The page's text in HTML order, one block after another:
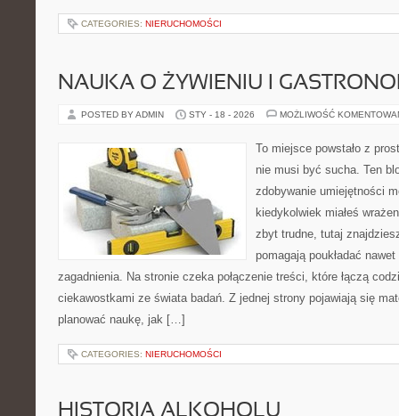
CATEGORIES: NIERUCHOMOŚCI
NAUKA O ŻYWIENIU I
POSTED BY ADMIN STY - 18 - 2026 MOŻLIWOŚĆ
To miejsce powstało z
nie musi być sucha. Ten
zdobywanie umiejętności
kiedykolwiek miałeś
zbyt trudne, tutaj
pomagają poukładać
zagadnienia. Na stronie czeka połączenie treści, które łączą
ciekawostkami ze świata badań. Z jednej strony pojawiają się
planować naukę, jak […]
CATEGORIES: NIERUCHOMOŚCI
HISTORIA ALKOHOLU